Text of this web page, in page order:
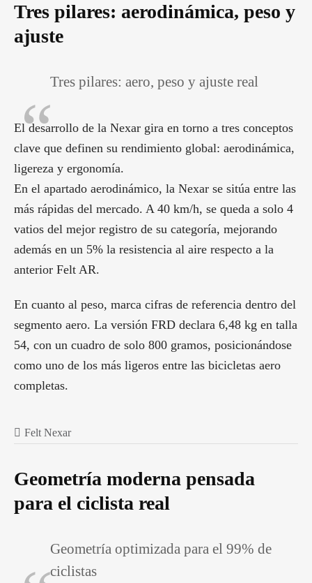
Tres pilares: aerodinámica, peso y
ajuste
Tres pilares: aero, peso y ajuste real
El desarrollo de la Nexar gira en torno a tres conceptos
clave que definen su rendimiento global: aerodinámica,
ligereza y ergonomía.
En el apartado aerodinámico, la Nexar se sitúa entre las
más rápidas del mercado. A 40 km/h, se queda a solo 4
vatios del mejor registro de su categoría, mejorando
además en un 5% la resistencia al aire respecto a la
anterior Felt AR.
En cuanto al peso, marca cifras de referencia dentro del
segmento aero. La versión FRD declara 6,48 kg en talla
54, con un cuadro de solo 800 gramos, posicionándose
como uno de los más ligeros entre las bicicletas aero
completas.
Felt Nexar
Geometría moderna pensada
para el ciclista real
Geometría optimizada para el 99% de
ciclistas